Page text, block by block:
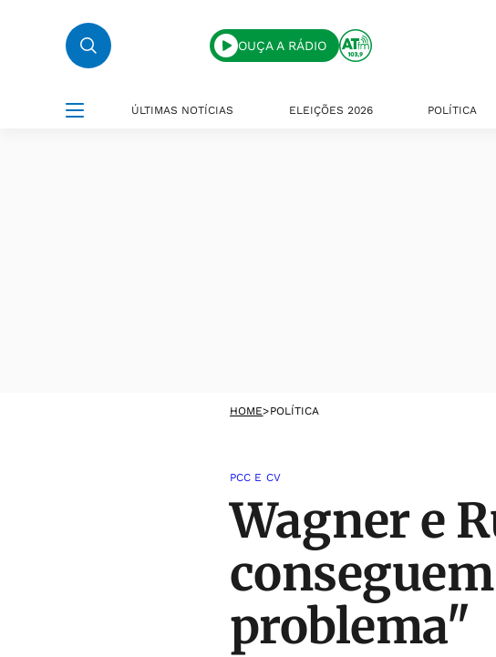
OUÇA A RÁDIO
ÚLTIMAS NOTÍCIAS ELEIÇÕES 2026 POLÍTICA
HOME>POLÍTICA
PCC E CV
Wagner e
problema"